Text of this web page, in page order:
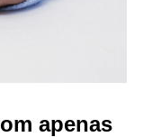
apenas